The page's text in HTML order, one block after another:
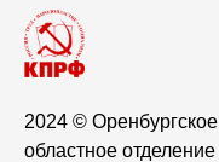
2024 © Оренбургское
областное отделение